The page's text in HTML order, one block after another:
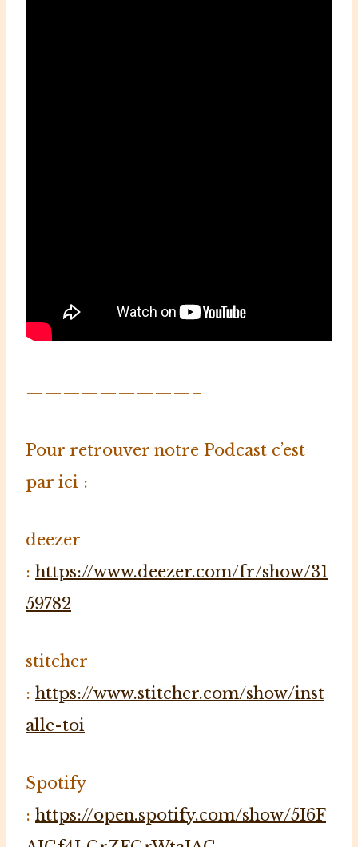
—————————–⁠⁠
Pour retrouver notre Podcast c’est
par ici :
deezer
: https://www.deezer.com/fr/show/31
59782
stitcher
: https://www.stitcher.com/show/inst
alle-toi
Spotify
: https://open.spotify.com/show/5I6F